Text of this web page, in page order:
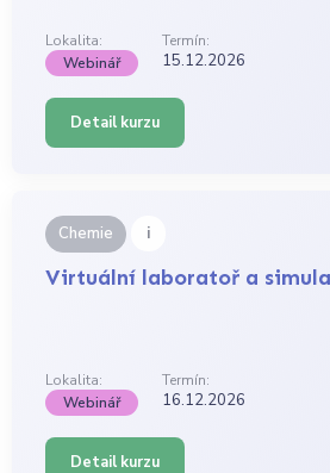
Lokalita:
Termín:
Webinář
15.12.2026
Detail kurzu
Chemie i
Virtuální laboratoř a
Lokalita:
Termín:
Webinář
16.12.2026
Detail kurzu